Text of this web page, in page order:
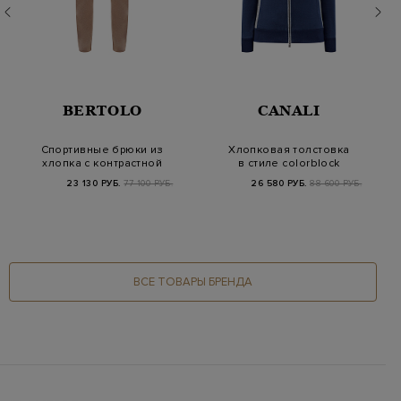
BERTOLO
Спортивные брюки из
хлопка с контрастной
23 130 РУБ. 77 100 РУБ.
CANALI
Хлопковая толстовка
в стиле colorblock
26 580 РУБ. 88 600 РУБ.
ВСЕ ТОВАРЫ БРЕНДА